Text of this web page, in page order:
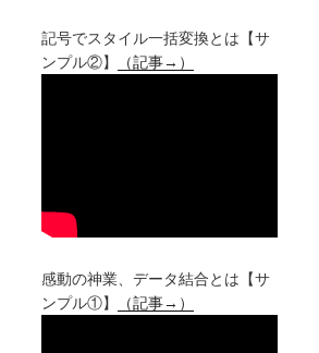
記号でスタイル一括変換とは【サ
ンプル②】
（記事→）
感動の神業、データ結合とは【サ
ンプル①】
（記事→）